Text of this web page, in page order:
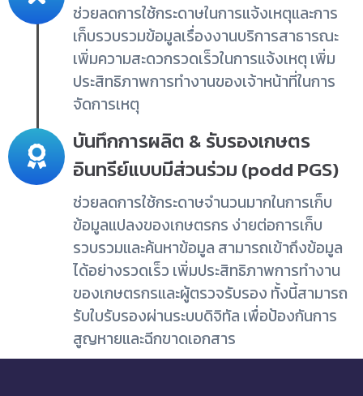
ช่วยลดการใช้กระดาษในการแจ้งเหตุและการ
เก็บรวบรวมข้อมูลเรื่องงานบริการสาธารณะ
เพิ่มความสะดวกรวดเร็วในการแจ้งเหตุ เพิ่ม
ประสิทธิภาพการทำงานของเจ้าหน้าที่ในการ
จัดการเหตุ
บันทึกการผลิต & รับรองเกษตร
อินทรีย์แบบมีส่วนร่วม (podd PGS)
ช่วยลดการใช้กระดาษจำนวนมากในการเก็บ
ข้อมูลแปลงของเกษตรกร ง่ายต่อการเก็บ
รวบรวมและค้นหาข้อมูล สามารถเข้าถึงข้อมูล
ได้อย่างรวดเร็ว เพิ่มประสิทธิภาพการทำงาน
ของเกษตรกรและผู้ตรวจรับรอง ทั้งนี้สามารถ
รับใบรับรองผ่านระบบดิจิทัล เพื่อป้องกันการ
สูญหายและฉีกขาดเอกสาร